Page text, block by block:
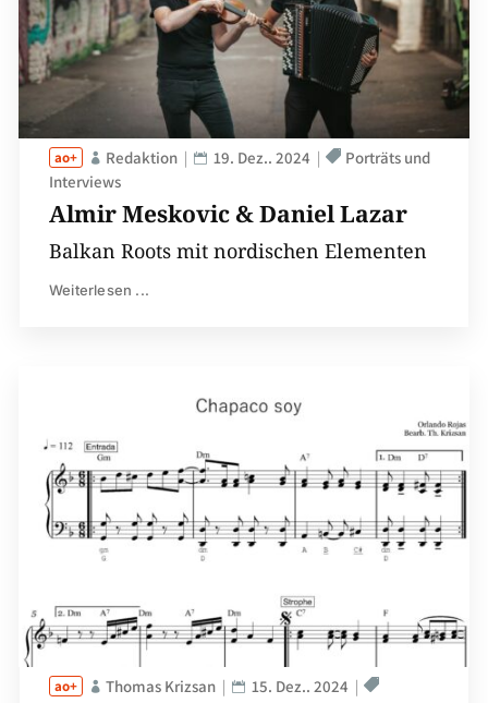
Almir Meskovic & Daniel Lazar
Redaktion 19. Dez.. 2024
Porträts und
Interviews
Balkan Roots mit nordischen Elementen
Weiterlesen ...
Thomas Krizsan
15. Dez.. 2024